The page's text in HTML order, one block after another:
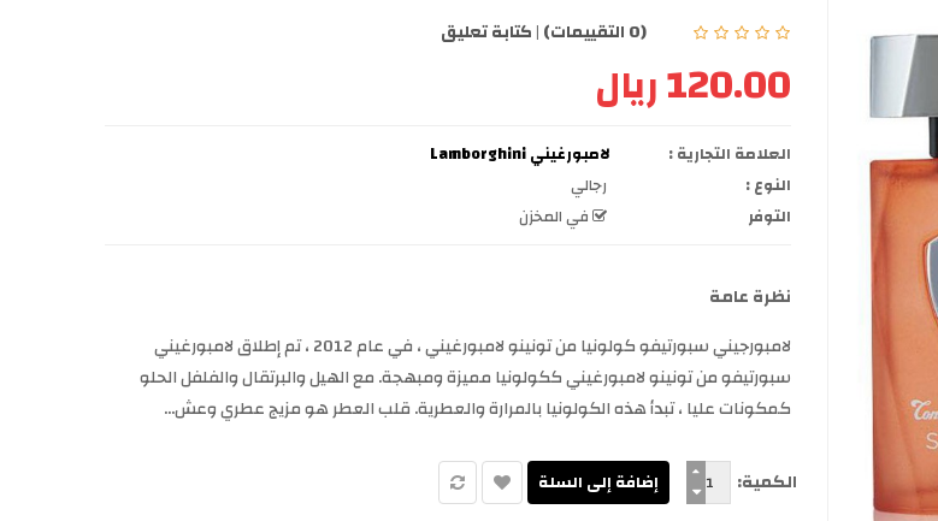
(0 التقييمات) |كتابة تعليق
120.00 ريال
العلامة التجارية :
لامبورغيني Lamborghini
النوع :
رجالي
التوفر
في المخزن
نظرة عامة
لامبورجيني سبورتيفو كولونيا من تونينو لامبورغيني ، في عام 2012 ، تم إطلاق لامبورغيني
سبورتيفو من تونينو لامبورغيني ككولونيا مميزة ومبهجة. مع الهيل والبرتقال والفلفل الحلو
كمكونات عليا ، تبدأ هذه الكولونيا بالمرارة والعطرية. قلب العطر هو مزيج عطري وعش...
الكمية: